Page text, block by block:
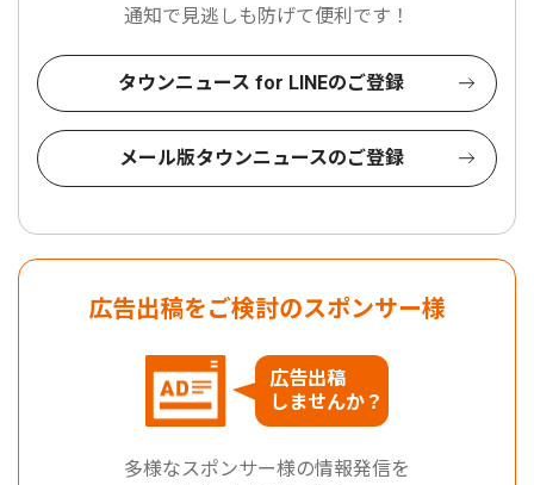
通知で見逃しも防げて便利です！
タウンニュース for LINEのご登録
メール版タウンニュースのご登録
広告出稿をご検討のスポンサー様
広告出稿
しませんか？
多様なスポンサー様の情報発信を